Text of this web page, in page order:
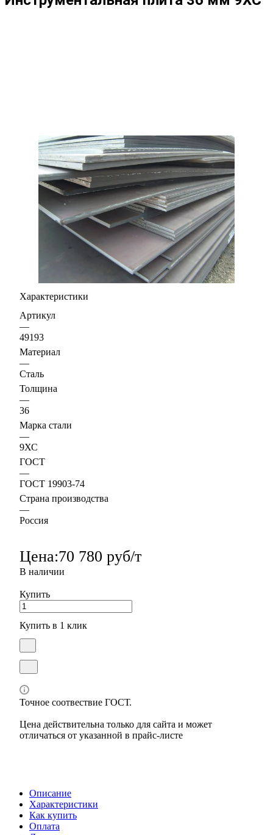
Характеристики
Артикул
—
49193
Материал
—
Сталь
Толщина
—
36
Марка стали
—
9ХС
ГОСТ
—
ГОСТ 19903-74
Страна производства
—
Россия
Цена:70 780 руб/т
В наличии
Купить
Купить в 1 клик
Точное соотвествие ГОСТ.
Цена действительна только для сайта и может
отличаться от указанной в прайс-листе
Описание
Характеристики
Как купить
Оплата